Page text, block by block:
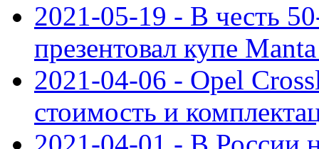
2021-05-19 - В честь
презентовал купе
2021-04-06 - Opel
стоимость и